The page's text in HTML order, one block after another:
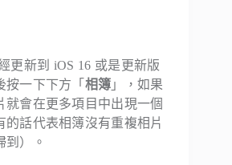
更新到 iOS 16 或是更新版
按一下下方「 相簿 」，如果
就會在更多項目中出現一個
的話代表相簿沒有重複相片
到）。